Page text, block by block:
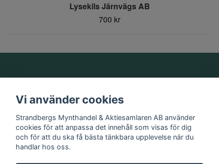
Lysekils Järnvägs AB
700 kr
Information
Sociala medier
Vi använder cookies
Strandbergs Mynthandel & Aktiesamlaren AB använder
cookies för att anpassa det innehåll som visas för dig
och för att du ska få bästa tänkbara upplevelse när du
handlar hos oss.